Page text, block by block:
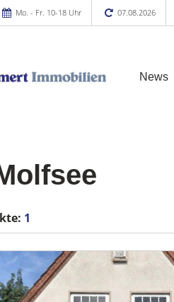
Mo. - Fr. 10-18 Uhr 07.08.2026
News
1